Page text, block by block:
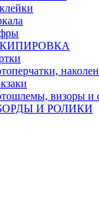
визоры и
И РОЛИКИ